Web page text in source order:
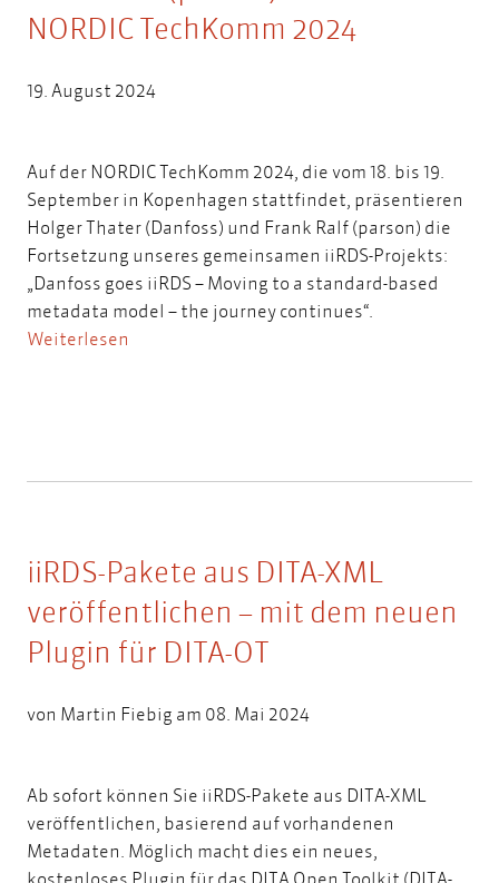
NORDIC TechKomm 2024
19. August 2024
Auf der NORDIC TechKomm 2024, die vom 18. bis 19.
September in Kopenhagen stattfindet, präsentieren
Holger Thater (Danfoss) und Frank Ralf (parson) die
Fortsetzung unseres gemeinsamen iiRDS-Projekts:
„Danfoss goes iiRDS – Moving to a standard-based
metadata model – the journey continues“.
Weiterlesen
iiRDS-Pakete aus DITA-XML
veröffentlichen – mit dem neuen
Plugin für DITA-OT
von Martin Fiebig am 08. Mai 2024
Ab sofort können Sie iiRDS-Pakete aus DITA-XML
veröffentlichen, basierend auf vorhandenen
Metadaten. Möglich macht dies ein neues,
kostenloses Plugin für das DITA Open Toolkit (DITA-